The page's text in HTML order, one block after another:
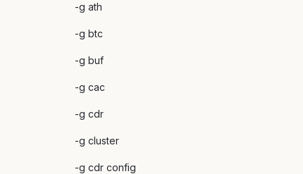
-g ath
-g btc
-g buf
-g cac
-g cdr
-g cluster
-g cdr config